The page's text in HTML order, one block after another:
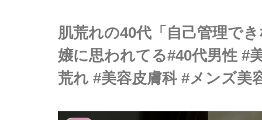
肌荒れの40代「自己管理で
嬢に思われてる#40代男性 #
荒れ #美容皮膚科 #メンズ美